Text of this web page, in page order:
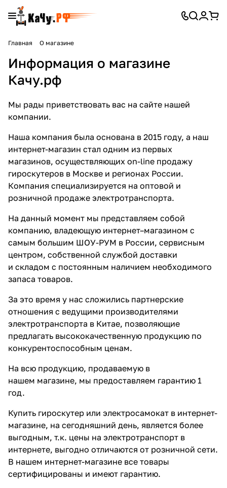
Главная О магазине
Информация о магазине
Качу.рф
Мы рады приветствовать вас на сайте нашей
компании.
Наша компания была основана в 2015 году, а наш
интернет-магазин стал одним из первых
магазинов, осуществляющих on-line продажу
гироскутеров в Москве и регионах России.
Компания специализируется на оптовой и
розничной продаже электротранспорта.
На данный момент мы представляем собой
компанию, владеющую интернет–магазином с
самым большим ШОУ-РУМ в России, сервисным
центром, собственной службой доставки
и складом c постоянным наличием необходимого
запаса товаров.
За это время у нас сложились партнерские
отношения с ведущими производителями
электротранспорта в Китае, позволяющие
предлагать высококачественную продукцию по
конкурентоспособным ценам.
На всю продукцию, продаваемую в
нашем магазине, мы предоставляем гарантию 1
год.
Купить гироскутер или электросамокат в интернет-
магазине, на сегодняшний день, является более
выгодным, т.к. цены на электротранспорт в
интернете, выгодно отличаются от розничной сети.
В нашем интернет-магазине все товары
сертифицированы и имеют гарантию.